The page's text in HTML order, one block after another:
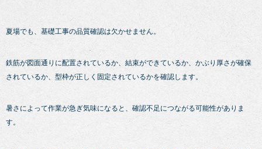
夏場でも、基礎工事の品質確認は欠かせません。
鉄筋が図面通りに配置されているか、結束ができているか、かぶり厚さが確保
されているか、型枠が正しく固定されているかを確認します。
暑さによって作業が急ぎ気味になると、確認不足につながる可能性がありま
す。